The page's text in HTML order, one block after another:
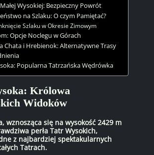
Wysokiej: Bezpieczny Powrót
na Szlaku: O czym Pamiętać?
Szlaku w Okresie Zimowym
Opcje Noclegu w Górach
Chata i Hrebienok: Alternatywne Trasy
Popularna Tatrzańska Wędrówka
Królowa
Widoków
wznosząca się na wysokość 2429 m
perła Tatr Wysokich,
z najbardziej spektakularnych
Tatrach.